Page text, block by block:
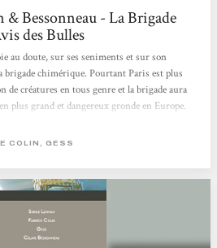
Bessonneau - La Brigade
des Bulles
au doute, sur ses seniments et sur son
brigade chimérique. Pourtant Paris est plus
de créatures en tous genre et la brigade aura
plus grand et dangereux gronde en Europe.
Leiman et Colin , qui continuent de nous
de la ville. Ce tome...
COLIN, GESS